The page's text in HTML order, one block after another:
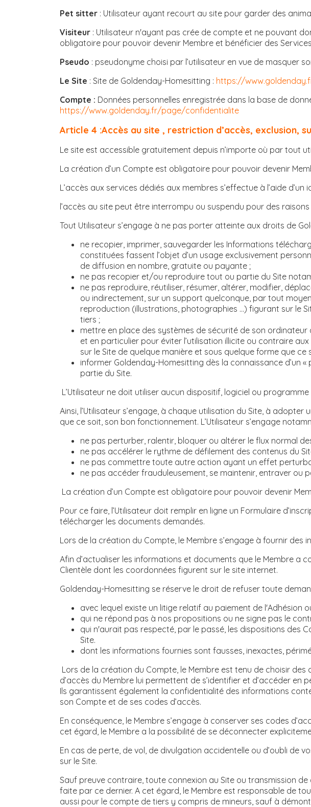
Pet sitter : Utilisateur ayant recourt au site pour garder des
Visiteur : Utilisateur n'ayant pas crée de compte et ne pouvant
obligatoire pour pouvoir devenir Membre et bénéficier des
Pseudo : pseudonyme choisi par l’utilisateur en vue de masquer
Le Site : Site de Goldenday-Homesitting : https://
Compte : Données personnelles enregistrée dans la base de
https://www.goldenday.fr/page/confidentialite
Article 4 :Accès au site , restriction d’accès, exclusion,
Le site est accessible gratuitement depuis n’importe où par tout
La création d’un Compte est obligatoire pour pouvoir devenir
L’accès aux services dédiés aux membres s’effectue à l’aide
l’accès au site peut être interrompu ou suspendu pour des
Tout Utilisateur s’engage à ne pas porter atteinte aux droits de
ne recopier, imprimer, sauvegarder les Informations
constituées fassent l’objet d’un usage exclusivement
de diffusion en nombre, gratuite ou payante ;
ne pas recopier et/ou reproduire tout ou partie du Site
ne pas reproduire, réutiliser, résumer, altérer, modifier,
ou indirectement, sur un support quelconque, par tout
reproduction (illustrations, photographies …) figurant sur le
tiers ;
mettre en place des systèmes de sécurité de son
et en particulier pour éviter l’utilisation illicite ou contraire
sur le Site de quelque manière et sous quelque forme que ce
informer Goldenday-Homesitting dès la connaissance d’un
partie du Site.
L’Utilisateur ne doit utiliser aucun dispositif, logiciel ou
Ainsi, l’Utilisateur s’engage, à chaque utilisation du Site, à
que ce soit, son bon fonctionnement. L’Utilisateur s’engage
ne pas perturber, ralentir, bloquer ou altérer le flux normal
ne pas accélérer le rythme de défilement des contenus du
ne pas commettre toute autre action ayant un effet
ne pas accéder frauduleusement, se maintenir, entraver ou
La création d’un Compte est obligatoire pour pouvoir devenir
Pour ce faire, l’Utilisateur doit remplir en ligne un Formulaire
télécharger les documents demandés.
Lors de la création du Compte, le Membre s’engage à fournir
Afin d’actualiser les informations et documents que le Membre a
Clientèle dont les coordonnées figurent sur le site internet.
Goldenday-Homesitting se réserve le droit de refuser toute
avec lequel existe un litige relatif au paiement de l'Adhésion
qui ne répond pas à nos propositions ou ne signe pas le
qui n'aurait pas respecté, par le passé, les dispositions des
Site.
dont les informations fournies sont fausses, inexactes,
Lors de la création du Compte, le Membre est tenu de choisir
d’accès du Membre lui permettent de s’identifier et d’accéder
Ils garantissent également la confidentialité des informations
son Compte et de ses codes d’accès.
En conséquence, le Membre s’engage à conserver ses codes
cet égard, le Membre a la possibilité de se déconnecter
En cas de perte, de vol, de divulgation accidentelle ou d’oubli de
sur le Site.
Sauf preuve contraire, toute connexion au Site ou transmission
faite par ce dernier. A cet égard, le Membre est responsable de
aussi pour le compte de tiers y compris de mineurs, sauf à